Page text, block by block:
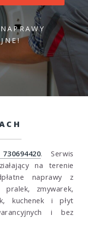
. Serwis
na terenie
naprawy z
zmywarek,
kuchenek i płyt
i bez